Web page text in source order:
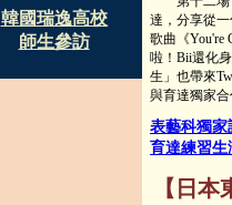
韓國瑞逸高校
師生參訪
達，分享從
歌曲《You're
啦！Bii還化
生」也帶來
與育達獨家
表藝科獨家
育達練習生
【日